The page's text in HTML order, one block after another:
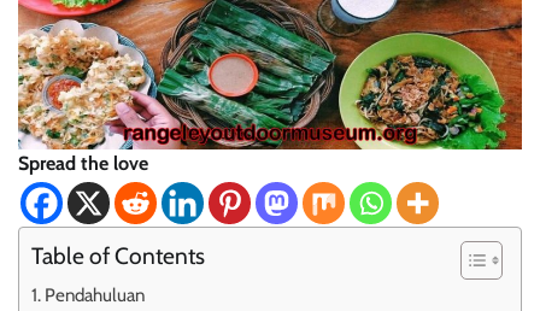
Spread the love
Table of Contents
Pendahuluan